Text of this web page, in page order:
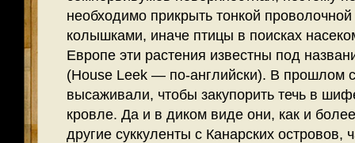
необходимо прикрыть тонкой проволочной
колышками, иначе птицы в поисках
Европе эти растения известны под
(House Leek — по-английски). В прошлом
высаживали, чтобы закупорить течь в
кровле. Да и в диком виде они, как и
другие суккуленты с Канарских островов,